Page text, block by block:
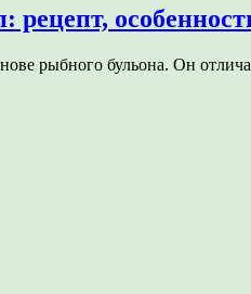
рыбного бульона. Он